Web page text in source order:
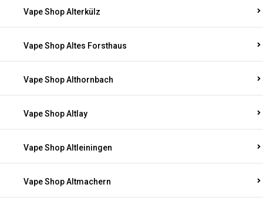
Vape Shop Alterkülz
Vape Shop Altes Forsthaus
Vape Shop Althornbach
Vape Shop Altlay
Vape Shop Altleiningen
Vape Shop Altmachern